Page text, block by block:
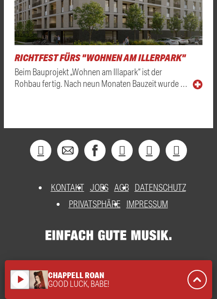
RICHTFEST FÜRS "WOHNEN AM ILLERPARK"
Beim Bauprojekt „Wohnen am Illapark“ ist der
Rohbau fertig. Nach neun Monaten Bauzeit wurde …
KONTAKT JOBS AGB DATENSCHUTZ
PRIVATSPHÄRE
IMPRESSUM
play_arrow CHAPPELL ROAN
GOOD LUCK, BABE!